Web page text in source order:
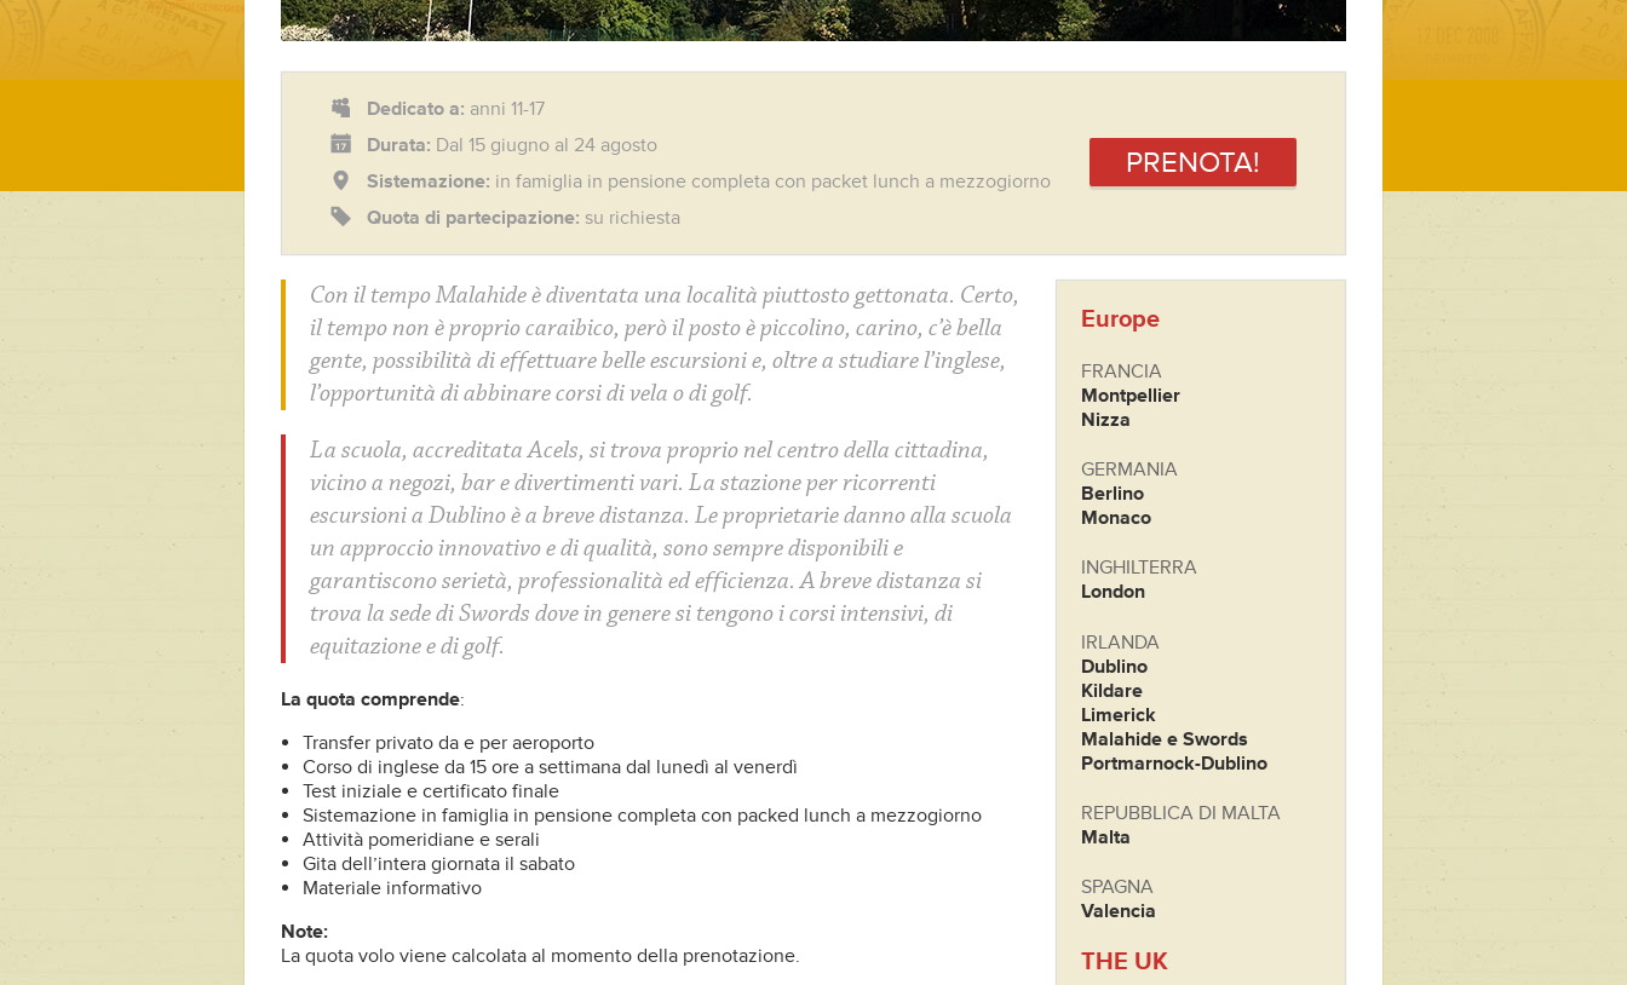
PRENOTA!
Dedicato a: anni 11-17
Durata: Dal 15 giugno al 24 agosto
Sistemazione: in famiglia in pensione completa con packet lunch a mezzogiorno
Quota di partecipazione: su richiesta
Con il tempo Malahide è diventata una località piuttosto gettonata. Certo,
il tempo non è proprio caraibico, però il posto è piccolino, carino, c’è bella
gente, possibilità di effettuare belle escursioni e, oltre a studiare l’inglese,
l’opportunità di abbinare corsi di vela o di golf.
La scuola, accreditata Acels, si trova proprio nel centro della cittadina,
vicino a negozi, bar e divertimenti vari. La stazione per ricorrenti
escursioni a Dublino è a breve distanza. Le proprietarie danno alla scuola
un approccio innovativo e di qualità, sono sempre disponibili e
garantiscono serietà, professionalità ed efficienza. A breve distanza si
trova la sede di Swords dove in genere si tengono i corsi intensivi, di
equitazione e di golf.
La quota comprende:
Transfer privato da e per aeroporto
Corso di inglese da 15 ore a settimana dal lunedì al venerdì
Test iniziale e certificato finale
Sistemazione in famiglia in pensione completa con packed lunch a mezzogiorno
Attività pomeridiane e serali
Gita dell’intera giornata il sabato
Materiale informativo
Note:
La quota volo viene calcolata al momento della prenotazione.
Europe
FRANCIA
Montpellier
Nizza
GERMANIA
Berlino
Monaco
INGHILTERRA
London
IRLANDA
Dublino
Kildare
Limerick
Malahide e Swords
Portmarnock-Dublino
REPUBBLICA DI MALTA
Malta
SPAGNA
Valencia
THE UK